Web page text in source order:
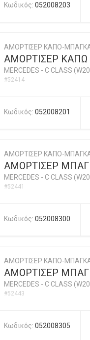
Κωδικός: 052008203
ΑΜΟΡΤΙΣΕΡ ΚΑΠΟ-
ΑΜΟΡΤΙΣΕΡ ΚΑΠΩ
MERCEDES - C CLASS
#52414
Κωδικός: 052008201
ΑΜΟΡΤΙΣΕΡ ΚΑΠΟ-
ΑΜΟΡΤΙΣΕΡ
MERCEDES - C CLASS
#52441
Κωδικός: 052008300
ΑΜΟΡΤΙΣΕΡ ΚΑΠΟ-
ΑΜΟΡΤΙΣΕΡ
MERCEDES - C CLASS
#52443
Κωδικός: 052008305